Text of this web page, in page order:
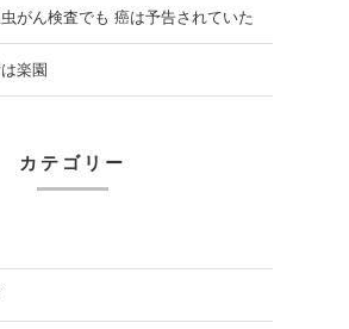
がん検査でも 癌は予告されていた
楽園
カテゴリー